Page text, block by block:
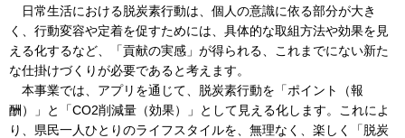
日常生活における脱炭素行動は、個人の意識に依る部分が大き
く、行動変容や定着を促すためには、具体的な取組方法や効果を見
える化するなど、「貢献の実感」が得られる、これまでにない新た
な仕掛けづくりが必要であると考えます。
本事業では、アプリを通じて、脱炭素行動を「ポイント（報
酬）」と「CO2削減量（効果）」として見える化します。これによ
り、県民一人ひとりのライフスタイルを、無理なく、楽しく「脱炭